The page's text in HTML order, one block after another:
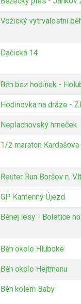
Vožický vytrvalostní
Dačická 14
Běh bez hodinek -
Hodinovka na dráze -
Neplachovský hrneček
1/2 maraton
Reuter Run Boršov n.
GP Kamenný Újezd
Běhej lesy - Boletice
Běh okolo Hluboké
Běh okolo Hejtmanu
Běh kolem Baby